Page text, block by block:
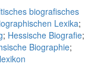
biografisches
Lexika;
; Hessische Biografie;
Biographie;